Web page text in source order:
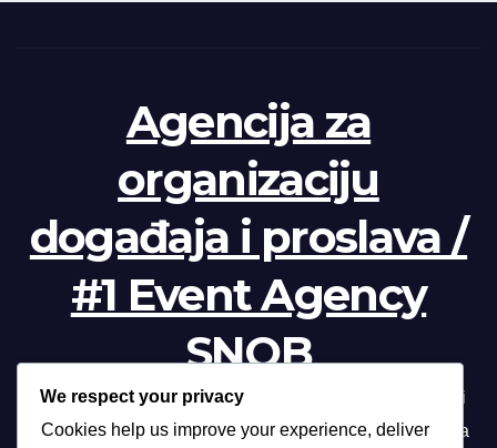
Agencija za
organizaciju
događaja i proslava /
#1 Event Agency
SNOB
Profesionalna organizacija događanja /// Beograd, Novi
Sad, Niš, Kopaonik, Zlatibor, Vrnjačka banja, Sokobanja
We respect your privacy
Cookies help us improve your experience, deliver